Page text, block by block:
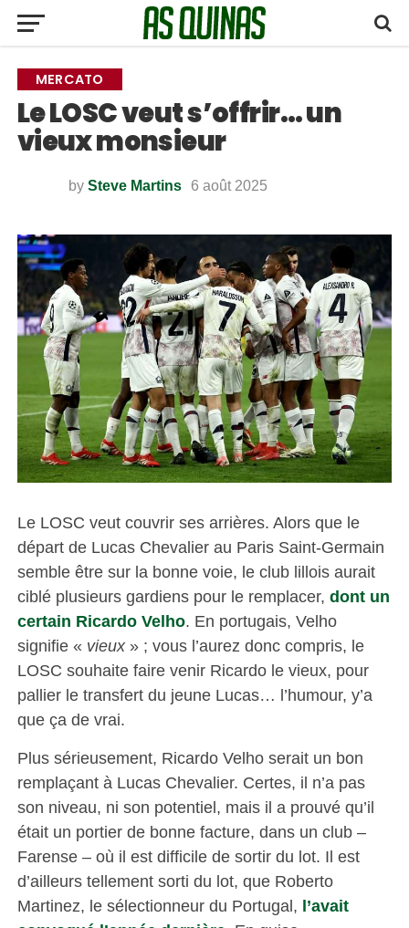
MERCATO
Le LOSC veut s’offrir… un
vieux monsieur
by Steve Martins 6 août 2025
Le LOSC veut couvrir ses arrières. Alors que le
départ de Lucas Chevalier au Paris Saint-Germain
semble être sur la bonne voie, le club lillois aurait
ciblé plusieurs gardiens pour le remplacer, dont un
certain Ricardo Velho. En portugais, Velho
signifie « vieux» ; vous l’aurez donc compris, le
LOSC souhaite faire venir Ricardo le vieux, pour
pallier le transfert du jeune Lucas… l’humour, y’a
que ça de vrai.
Plus sérieusement, Ricardo Velho serait un bon
remplaçant à Lucas Chevalier. Certes, il n’a pas
son niveau, ni son potentiel, mais il a prouvé qu’il
était un portier de bonne facture, dans un club –
Farense – où il est difficile de sortir du lot. Il est
d’ailleurs tellement sorti du lot, que Roberto
Martinez, le sélectionneur du Portugal, l’avait